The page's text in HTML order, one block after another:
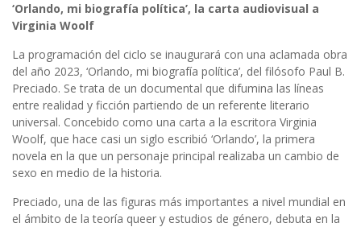
‘Orlando, mi biografía política’, la carta audiovisual a
Virginia Woolf
La programación del ciclo se inaugurará con una aclamada obra
del año 2023, ‘Orlando, mi biografía política’, del filósofo Paul B.
Preciado. Se trata de un documental que difumina las líneas
entre realidad y ficción partiendo de un referente literario
universal. Concebido como una carta a la escritora Virginia
Woolf, que hace casi un siglo escribió ‘Orlando’, la primera
novela en la que un personaje principal realizaba un cambio de
sexo en medio de la historia.
Preciado, una de las figuras más importantes a nivel mundial en
el ámbito de la teoría queer y estudios de género, debuta en la